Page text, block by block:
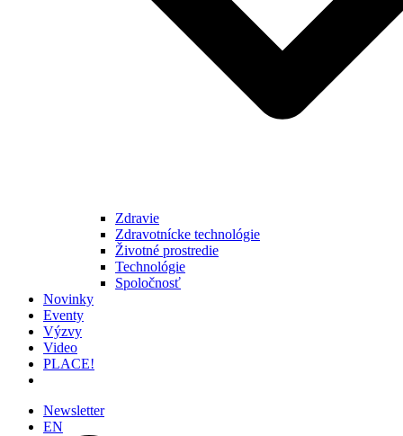
Zdravie
Zdravotnícke technológie
Životné prostredie
Technológie
Spoločnosť
Novinky
Eventy
Výzvy
Video
PLACE!
Newsletter
EN